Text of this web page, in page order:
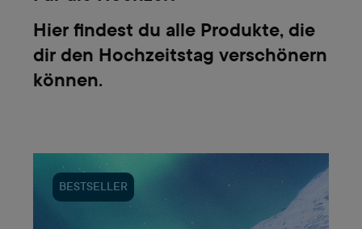
Hier findest du alle Produkte, die
dir den Hochzeitstag verschönern
können.
BESTSELLER